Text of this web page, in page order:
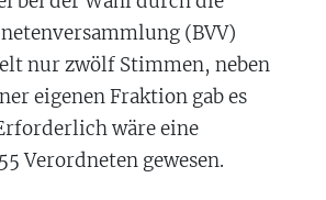
(BVV)
nur zwölf Stimmen, neben
eigenen Fraktion gab es
wäre eine
Verordneten gewesen.